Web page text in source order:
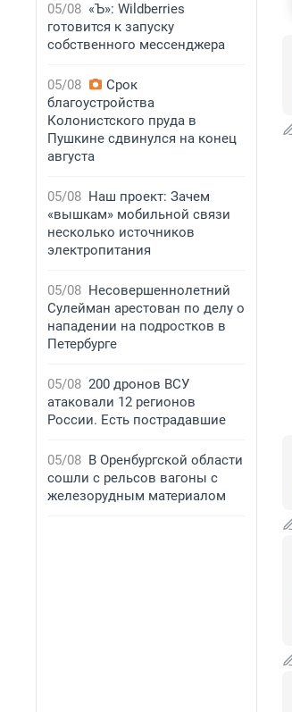
05/08 «Ъ»: Wildberries
готовится к запуску
собственного мессенджера
05/08
Срок
благоустройства
Колонистского пруда в
Пушкине сдвинулся на конец
августа
05/08 Наш проект: Зачем
«вышкам» мобильной связи
несколько источников
электропитания
05/08 Несовершеннолетний
Сулейман арестован по делу о
нападении на подростков в
Петербурге
05/08 200 дронов ВСУ
атаковали 12 регионов
России. Есть пострадавшие
05/08 В Оренбургской области
сошли с рельсов вагоны с
железорудным материалом